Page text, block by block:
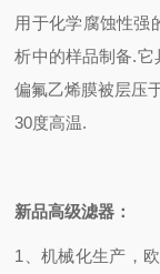
用于化学腐蚀性强
析中的样品制备.
偏氟乙烯膜被层压
30度高温.
新品高级滤器：
1 、机械化生产，